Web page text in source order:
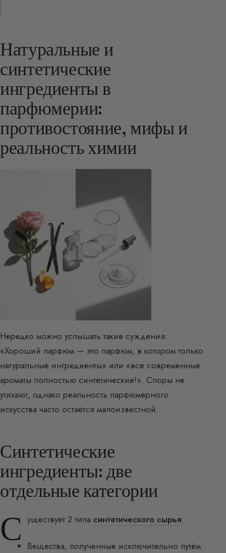
Натуральные и
синтетические
ингредиенты в
парфюмерии:
противостояние, мифы и
реальность химии
Нередко можно услышать такие суждения:
«Хороший парфюм — это парфюм, в котором только
натуральные ингредиенты» или «все современные
ароматы полностью синтетические!». Споры не
утихают, однако реальность парфюмерного
искусства часто остаётся малоизвестной.
Синтетические
ингредиенты: две
отдельные категории
С уществует 2 типа синтетического сырья:
Вещества, полученные исключительно путём